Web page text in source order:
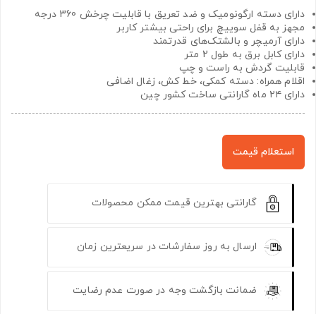
دارای دسته ارگونومیک و ضد تعریق با قابلیت چرخش 360 درجه
مجهز به قفل سوییچ برای راحتی بیشتر کاربر
دارای آرمیچر و بالشتک‌های قدرتمند
دارای کابل برق به طول 2 متر
قابلیت گردش به راست و چپ
اقلام همراه: دسته کمکی، خط کش، زغال اضافی
دارای ۲۴ ماه گارانتی ساخت کشور چین
استعلام قیمت
گارانتی بهترین قیمت ممکن محصولات
ارسال به روز سفارشات در سریعترین زمان
ضمانت بازگشت وجه در صورت عدم رضایت